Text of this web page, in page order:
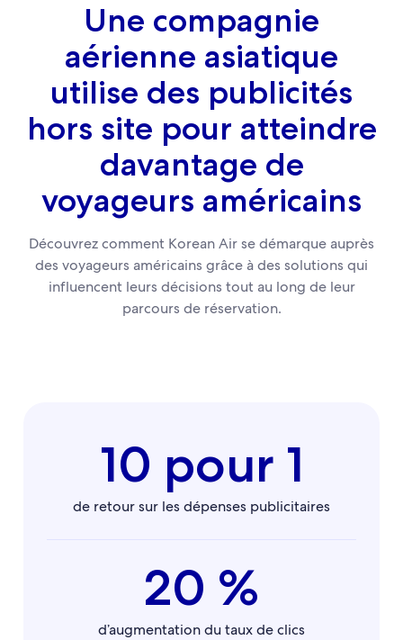
Une compagnie
aérienne asiatique
utilise des publicités
hors site pour atteindre
davantage de
voyageurs américains
Découvrez comment Korean Air se démarque auprès
des voyageurs américains grâce à des solutions qui
influencent leurs décisions tout au long de leur
parcours de réservation.
10 pour 1
de retour sur les dépenses publicitaires
20 %
d’augmentation du taux de clics